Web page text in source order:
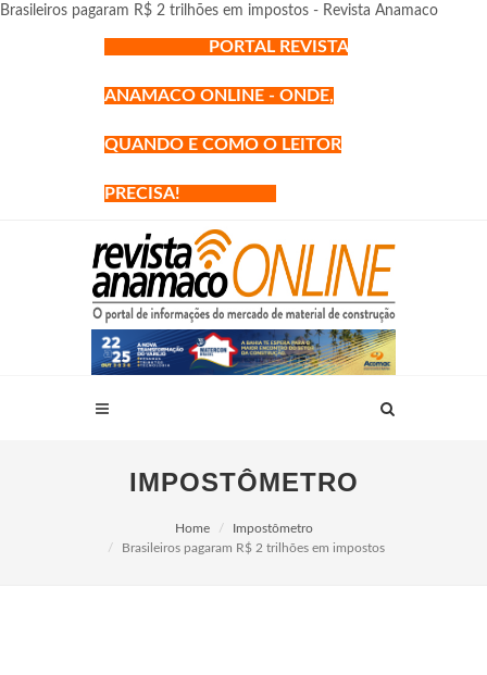
Brasileiros pagaram R$ 2 trilhões em impostos - Revista Anamaco
PORTAL REVISTA
ANAMACO ONLINE - ONDE,
QUANDO E COMO O LEITOR
PRECISA!
IMPOSTÔMETRO
Home
Impostômetro
Brasileiros pagaram R$ 2 trilhões em impostos